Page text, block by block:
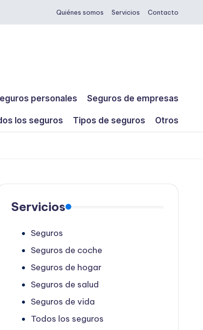
Quiénes somos Servicios Contacto
personales Seguros de empresas
los seguros Tipos de seguros Otros
Servicios
Seguros
Seguros de coche
Seguros de hogar
Seguros de salud
Seguros de vida
Todos los seguros